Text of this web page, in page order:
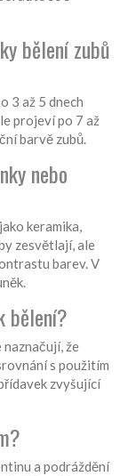
bělení zubů
3 až 5 dnech
projeví po 7 až
barvě zubů.
nebo
keramika,
zesvětlají, ale
barev. V
bělení?
že
s použitím
zvyšující
a podráždění